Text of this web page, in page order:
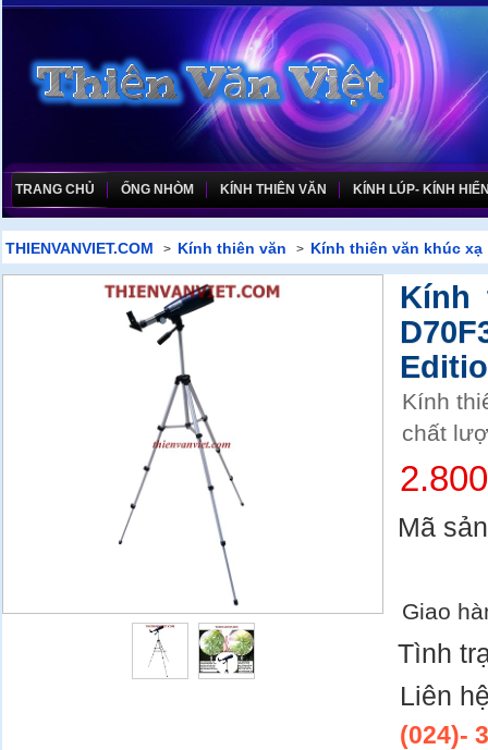
TRANG CHỦ ỐNG NHÒM KÍNH THIÊN VĂN KÍNH LÚP- KÍNH
THIENVANVIET.COM > Kính thiên văn > Kính thiên văn khúc xạ
Kính
Kính
chất
Mã
Giao
Tình
Liên
(024)-